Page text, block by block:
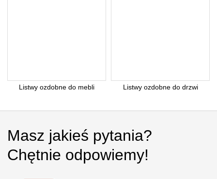
Listwy ozdobne do mebli Listwy ozdobne do drzwi
Masz jakieś pytania?
Chętnie odpowiemy!